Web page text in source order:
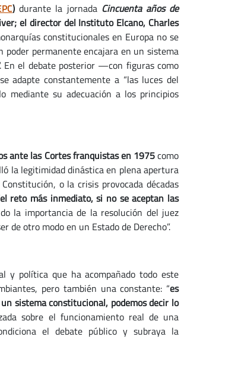
) durante la jornada Cincuenta años de
el director del Instituto Elcano, Charles
constitucionales en Europa no se
poder permanente encajara en un sistema
En el debate posterior —con figuras como
adapte constantemente a “las luces del
mediante su adecuación a los principios
ante las Cortes franquistas en 1975como
la legitimidad dinástica en plena apertura
o la crisis provocada décadas
reto más inmediato, si no se aceptan las
la importancia de la resolución del juez
de otro modo en un Estado de Derecho”.
y política que ha acompañado todo este
pero también una constante: “es
sistema constitucional, podemos decir lo
sobre el funcionamiento real de una
el debate público y subraya la